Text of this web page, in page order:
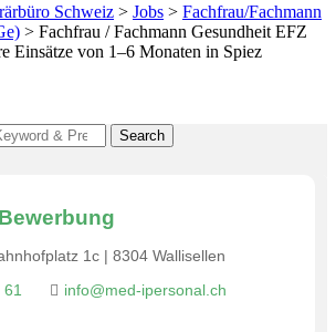
Schweiz > Jobs > Fachfrau/Fachmann
> Fachfrau / Fachmann Gesundheit EFZ
Einsätze von 1–6 Monaten in Spiez
Search
1c | 8304 Wallisellen
61
info@med-ipersonal.ch